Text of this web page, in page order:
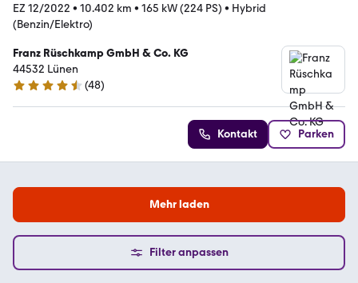
EZ 12/2022 • 10.402 km • 165 kW (224 PS) • Hybrid
(Benzin/Elektro)
Franz Rüschkamp GmbH & Co. KG
44532 Lünen
4.6 Sterne
(48)
Kontakt Parken
Mehr laden
Filter anpassen